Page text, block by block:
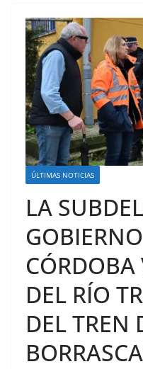
ÚLTIMAS NOTICIAS
LA
DEL RÍO
DEL TREN